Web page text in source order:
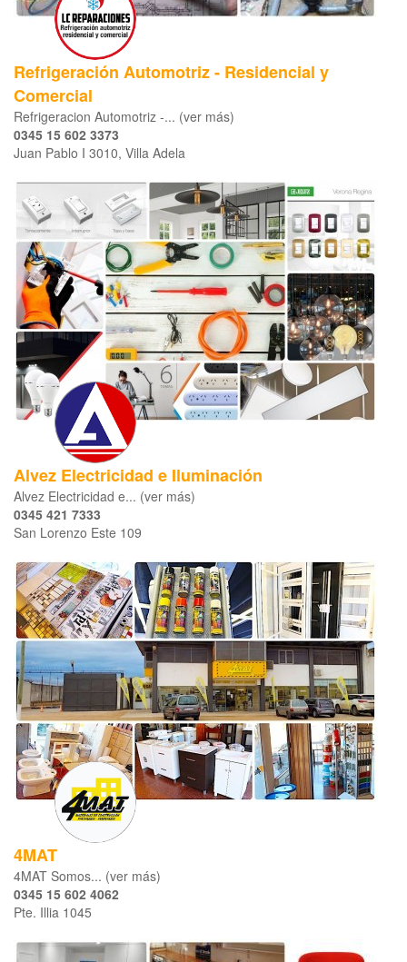
Refrigeración Automotriz - Residencial y
Comercial
Refrigeracion Automotriz -... (ver más)
0345 15 602 3373
Juan Pablo I 3010, Villa Adela
Alvez Electricidad e Iluminación
Alvez Electricidad e... (ver más)
0345 421 7333
San Lorenzo Este 109
4MAT
4MAT Somos... (ver más)
0345 15 602 4062
Pte. Illia 1045